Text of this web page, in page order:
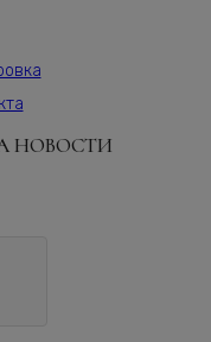
НОВОСТИ